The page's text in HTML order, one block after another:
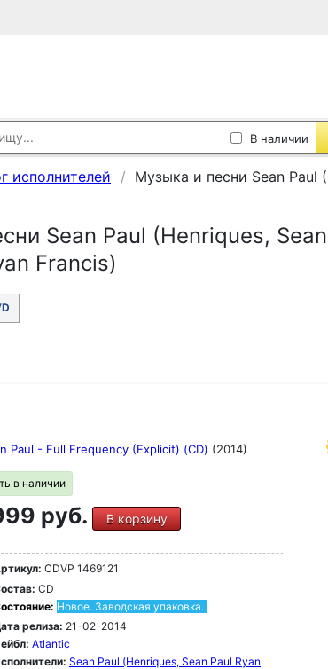
В наличии
исполнителей
Музыка и песни Sean Paul
Sean Paul (Henriques,
Francis)
Paul - Full Frequency (Explicit) (CD) (2014)
в наличии
руб. В корзину
CDVP 1469121
CD
Новое. Заводская упаковка.
релиза: 21-02-2014
Atlantic
Sean Paul (Henriques, Sean Paul Ryan